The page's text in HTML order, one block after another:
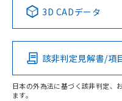
Pb Hg
O
3D CADデータ
該非判定見解書/項
日本の外為法に基づく該非判定、
ます。